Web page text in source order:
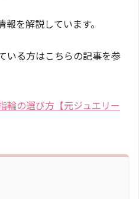
を解説しています。
いる方はこちらの記事を参
輪の選び方【元ジュエリー